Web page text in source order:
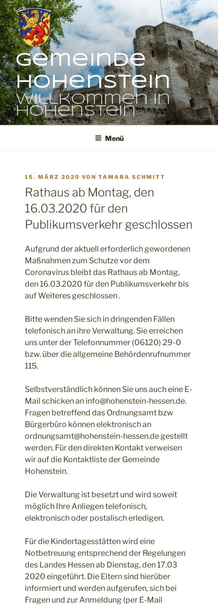
Zum
Inhalt
springen
Gemeinde
Hohenstein
Willkommen in
Hohenstein
Menü
VERÖFFENTLICHT
AM
15. MÄRZ 2020 VONTAMARA SCHMITT
Rathaus ab Montag, den
16.03.2020 für den
Publikumsverkehr geschlossen
Aufgrund der aktuell erforderlich gewordenen
Maßnahmen zum Schutze vor dem
Coronavirus bleibt das Rathaus ab Montag,
den 16.03.2020 für den Publikumsverkehr bis
auf Weiteres geschlossen .
Bitte wenden Sie sich in dringenden Fällen
telefonisch an ihre Verwaltung. Sie erreichen
uns unter der Telefonnummer (06120) 29-0
bzw. über die allgemeine Behördenrufnummer
115.
Selbstverständlich können Sie uns auch eine E-
Mail schicken an info@hohenstein-hessen.de.
Fragen betreffend das Ordnungsamt bzw
Bürgerbüro können elektronisch an
ordnungsamt@hohenstein-hessen.de gestellt
werden. Für den direkten Kontakt verweisen
wir auf die Kontaktliste der Gemeinde
Hohenstein.
Die Verwaltung ist besetzt und wird soweit
möglich Ihre Anliegen telefonisch,
elektronisch oder postalisch erledigen.
Für die Kindertagesstätten wird eine
Notbetreuung entsprechend der Regelungen
des Landes Hessen ab Dienstag, den 17.03
2020 eingeführt. Die Eltern sind hierüber
informiert und werden aufgerufen, sich bei
Fragen und zur Anmeldung (per E-Mail